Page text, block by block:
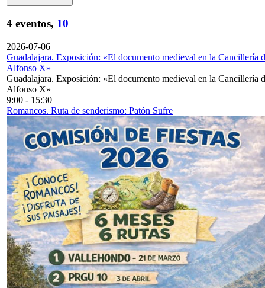
4 eventos, 10
2026-07-06
Guadalajara. Exposición: «El documento medieval en la Cancillería
Alfonso X»
Guadalajara. Exposición: «El documento medieval en la Cancillería
Alfonso X»
9:00 - 15:30
Romancos. Ruta de senderismo: Patón Sufre